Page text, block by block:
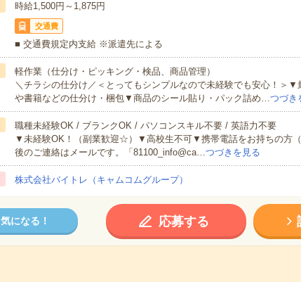
時給1,500円～1,875円
交通費
■ 交通費規定内支給 ※派遣先による
軽作業（仕分け・ピッキング・検品、商品管理）
＼チラシの仕分け／＜とってもシンプルなので未経験でも安心！＞
や書籍などの仕分け・梱包▼商品のシール貼り・パック詰め…つづき
職種未経験OK / ブランクOK / パソコンスキル不要 / 英語力不要
▼未経験OK！（副業歓迎☆）▼高校生不可▼携帯電話をお持ちの方
後のご連絡はメールです。「81100_info@ca…つづきを見る
株式会社バイトレ（キャムコムグループ）
気になる！ 応募する